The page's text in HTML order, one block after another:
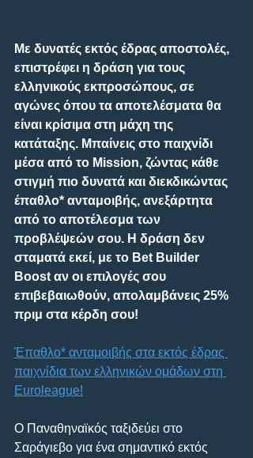
Με δυνατές εκτός έδρας αποστολές,
επιστρέφει η δράση για τους
ελληνικούς εκπροσώπους, σε
αγώνες όπου τα αποτελέσματα θα
είναι κρίσιμα στη μάχη της
κατάταξης. Μπαίνεις στο παιχνίδι
μέσα από το Mission, ζώντας κάθε
στιγμή πιο δυνατά και διεκδικώντας
έπαθλο* ανταμοιβής, ανεξάρτητα
από το αποτέλεσμα των
προβλέψεών σου. Η δράση δεν
σταματά εκεί, με το Bet Builder
Boost αν οι επιλογές σου
επιβεβαιωθούν, απολαμβάνεις 25%
πριμ στα κέρδη σου!
Έπαθλο* ανταμοιβής στα εκτός έδρας
παιχνίδια των ελληνικών ομάδων στη
Euroleague!
Ο Παναθηναϊκός ταξιδεύει στο
Σαράγιεβο για ένα σημαντικό εκτός